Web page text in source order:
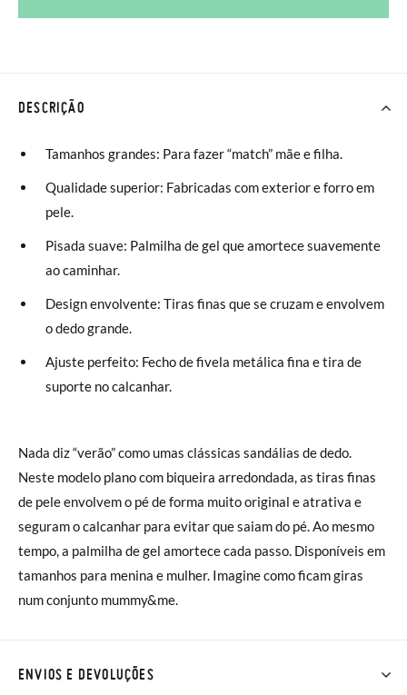
DESCRIÇÃO
Tamanhos grandes: Para fazer “match” mãe e filha.
Qualidade superior: Fabricadas com exterior e forro em
pele.
Pisada suave: Palmilha de gel que amortece suavemente
ao caminhar.
Design envolvente: Tiras finas que se cruzam e envolvem
o dedo grande.
Ajuste perfeito: Fecho de fivela metálica fina e tira de
suporte no calcanhar.
Nada diz “verão” como umas clássicas sandálias de dedo.
Neste modelo plano com biqueira arredondada, as tiras finas
de pele envolvem o pé de forma muito original e atrativa e
seguram o calcanhar para evitar que saiam do pé. Ao mesmo
tempo, a palmilha de gel amortece cada passo. Disponíveis em
tamanhos para menina e mulher. Imagine como ficam giras
num conjunto mummy&me.
ENVIOS E DEVOLUÇÕES